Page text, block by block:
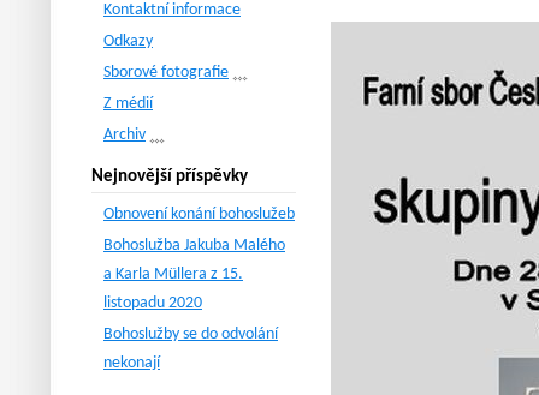
Kontaktní informace
Odkazy
Sborové fotografie
Z médií
Archiv
Nejnovější příspěvky
Obnovení konání bohoslužeb
Bohoslužba Jakuba Malého
a Karla Müllera z 15.
listopadu 2020
Bohoslužby se do odvolání
nekonají